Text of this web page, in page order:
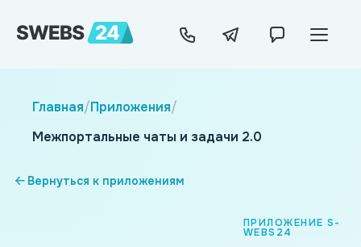
Главная/Приложения/
Межпортальные чаты и задачи 2.0
Вернуться к приложениям
ПРИЛОЖЕНИЕ S-
WEBS24